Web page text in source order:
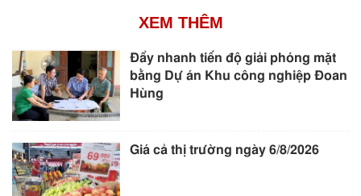
XEM THÊM
Đẩy nhanh tiến độ giải phóng mặt
bằng Dự án Khu công nghiệp Đoan
Hùng
Giá cả thị trường ngày 6/8/2026